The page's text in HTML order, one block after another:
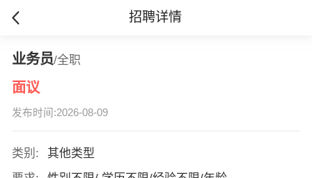
招聘详情
业务员/全职
面议
发布时间:2026-08-09
类别:
其他类型